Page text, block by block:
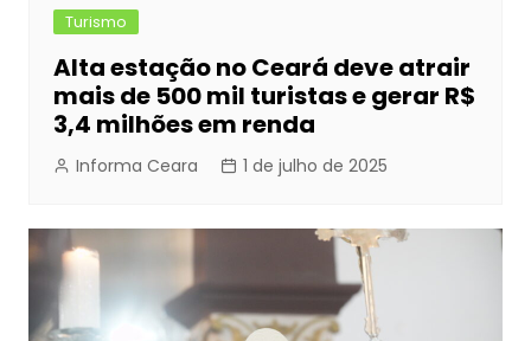
Turismo
Alta estação no Ceará deve atrair
mais de 500 mil turistas e gerar R$
3,4 milhões em renda
Informa Ceara 1 de julho de 2025